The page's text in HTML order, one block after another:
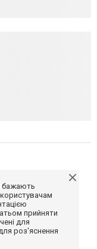
бажають
прийняти
для
роз'яснення